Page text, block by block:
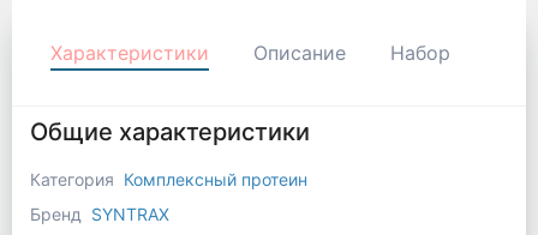
Характеристики Описание Набор
Общие характеристики
Категория Комплексный протеин
Бренд
SYNTRAX